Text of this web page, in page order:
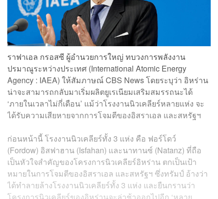
ราฟาเอล กรอสซี ผู้อำนวยการใหญ่ ทบวงการพลังงาน
ปรมาณูระหว่างประเทศ (International Atomic Energy
Agency : IAEA) ให้สัมภาษณ์ CBS News โดยระบุว่า อิหร่าน
น่าจะสามารถกลับมาเริ่มผลิตยูเรเนียมเสริมสมรรถนะได้
‘ภายในเวลาไม่กี่เดือน’ แม้ว่าโรงงานนิวเคลียร์หลายแห่ง จะ
ได้รับความเสียหายจากการโจมตีของอิสราเอล และสหรัฐฯ
ก่อนหน้านี้ โรงงานนิวเคลียร์ทั้ง 3 แห่ง คือ ฟอร์โดว์
(Fordow) อิสฟาฮาน (Isfahan) และนาทานซ์ (Natanz) ที่ถือ
เป็นหัวใจสำคัญของโครงการนิวเคลียร์อิหร่าน ตกเป็นเป้า
หมายในการโจมตีของอิสราเอล และสหรัฐฯ ซึ่งทรัมป์ อ้างว่า
ได้ทำลายล้างโรงงานนิวเคลียร์ทั้ง 3 แห่ง และยืนกรานว่า